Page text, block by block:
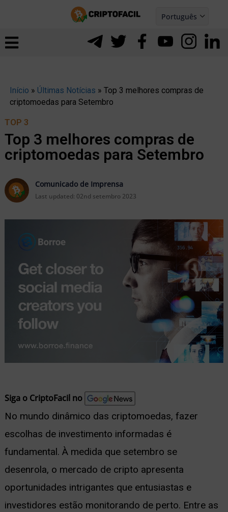
Português
Español
Início » Últimas Notícias » Top 3 melhores compras de
criptomoedas para Setembro
TOP 3
Top 3 melhores compras de
criptomoedas para Setembro
Comunicado de Imprensa
Last updated: 02nd setembro 2023
Siga o CriptoFacil no
No mundo dinâmico das criptomoedas, fazer
escolhas de investimento informadas é
fundamental. À medida que setembro se
desenrola, o mercado de cripto apresenta
oportunidades intrigantes que entusiastas e
investidores estão monitorando de perto. Entre as